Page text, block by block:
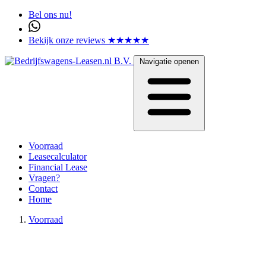
Bel ons nu!
Bekijk onze reviews ★★★★★
Navigatie openen
Voorraad
Leasecalculator
Financial Lease
Vragen?
Contact
Home
Voorraad